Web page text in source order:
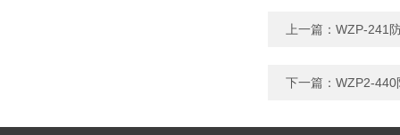
上一篇： WZP-241
下一篇： WZP2-440